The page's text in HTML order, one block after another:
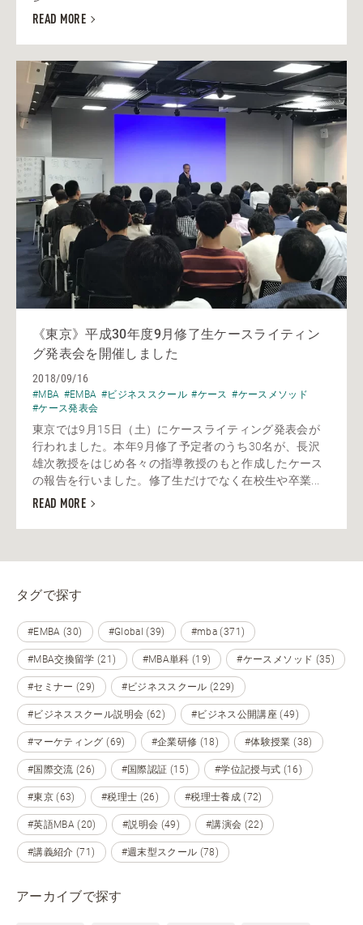
READ MORE
《東京》平成30年度9月修了生ケースライティン
グ発表会を開催しました
2018/09/16
#MBA #EMBA #ビジネススクール #ケース #ケースメソッド
#ケース発表会
東京では9月15日（土）にケースライティング発表会が
行われました。本年9月修了予定者のうち30名が、長沢
雄次教授をはじめ各々の指導教授のもと作成したケース
の報告を行いました。修了生だけでなく在校生や卒業...
READ MORE
タグで探す
#EMBA (30) #Global (39) #mba (371)
#MBA交換留学 (21) #MBA単科 (19) #ケースメソッド (35)
#セミナー (29) #ビジネススクール (229)
#ビジネススクール説明会 (62) #ビジネス公開講座 (49)
#マーケティング (69) #企業研修 (18) #体験授業 (38)
#国際交流 (26) #国際認証 (15) #学位記授与式 (16)
#東京 (63) #税理士 (26) #税理士養成 (72)
#英語MBA (20) #説明会 (49) #講演会 (22)
#講義紹介 (71) #週末型スクール (78)
アーカイブで探す